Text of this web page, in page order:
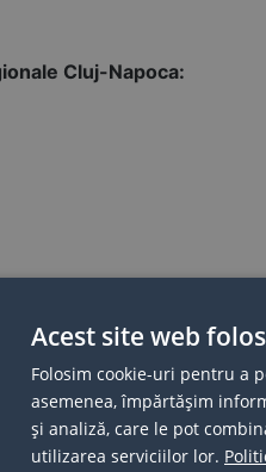
Cluj-Napoca:
Acest site web
Folosim cookie-uri pentru a
asemenea, împărtășim
și analiză, care le pot
utilizarea serviciilor lor.